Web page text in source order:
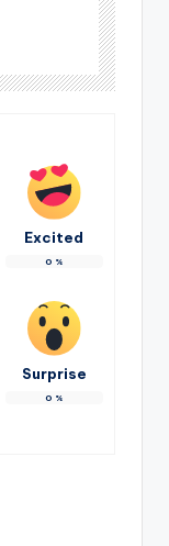
Excited
0 %
Surprise
0 %